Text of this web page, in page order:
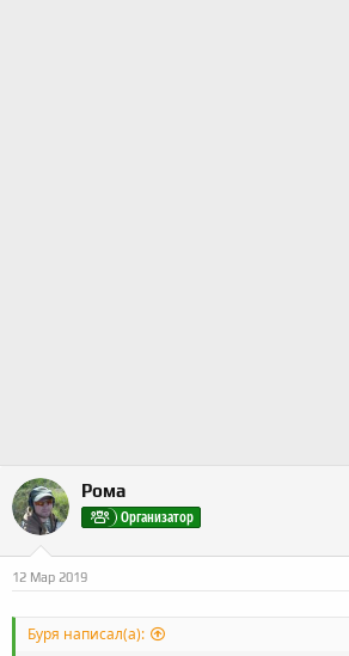
Рома
Организатор
12 Мар 2019
Буря написал(а):